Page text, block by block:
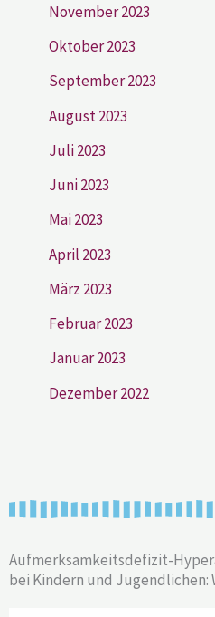
November 2023
Oktober 2023
September 2023
August 2023
Juli 2023
Juni 2023
Mai 2023
April 2023
März 2023
Februar 2023
Januar 2023
Dezember 2022
Aufmerksamkeitsdefizit-
bei Kindern und Jugendlichen: